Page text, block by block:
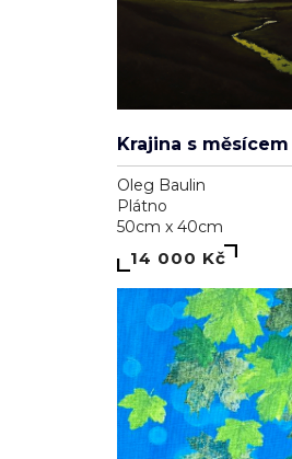
Krajina s měsícem
Oleg Baulin
Plátno
50cm x 40cm
14 000 Kč